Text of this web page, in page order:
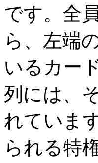
です。全
ら、左端
いるカー
列には、
れていま
られる特